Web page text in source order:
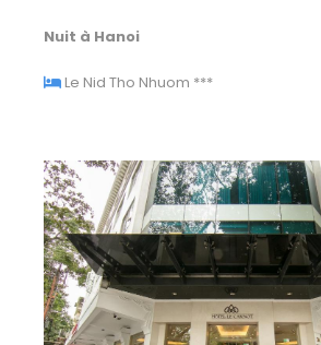
Nuit à Hanoi
Le Nid Tho Nhuom ***